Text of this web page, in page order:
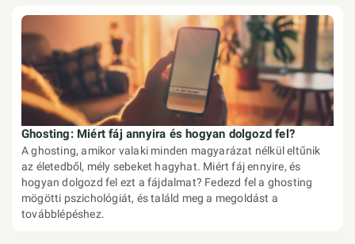
Ghosting: Miért fáj annyira és hogyan dolgozd fel?
A ghosting, amikor valaki minden magyarázat nélkül eltűnik
az életedből, mély sebeket hagyhat. Miért fáj ennyire, és
hogyan dolgozd fel ezt a fájdalmat? Fedezd fel a ghosting
mögötti pszichológiát, és találd meg a megoldást a
továbblépéshez.